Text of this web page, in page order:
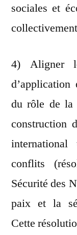
sociales et
4) Aligner
du rôle de la
construction
conflits
Sécurité des
paix et la
Cette